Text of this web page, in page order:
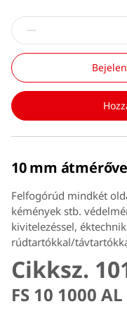
10 mm
Felfogórúd mindkét
kémények stb.
kivitelezéssel,
rúdtartókkal/
Cikksz.
FS 10 1000 AL